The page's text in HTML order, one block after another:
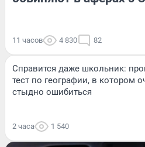
11 часов 4 830 82
Справится даже школьник:
тест по географии, в котором
стыдно ошибиться
2 часа 1 540